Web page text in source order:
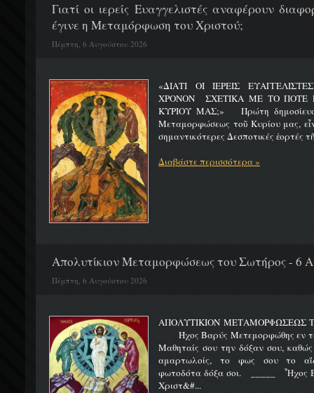
Γιατί οι ιερείς Ευαγγελιστές αναφέρουν
έγινε η Μεταμόρφωση του Χριστού;
Πέμπτη, 6 Αυγούστου 2026
«ΔΙΑΤΙ ΟΙ ΙΕΡΕΙΣ
ΧΡΟΝΟΝ ΣΧΕΤΙΚΑ ΜΕ ΤΟ ΠΟΤΕ
ΚΥΡΙΟΥ ΜΑΣ;» Πρώτη
Μεταμορφώσεως τοῦ Κυρίου μας,
σημαντικότερες Δεσποτικές ἑορτές
Διαβάστε περισσότερα »
Απολυτίκιον Μεταμορφώσεως του Σωτήρος - 6
Πέμπτη, 6 Αυγούστου 2026
ΑΠΟΛΥΤΙΚΙΟΝ
Ήχος Βαρύς Μετεμορφώθης εν τω
Μαθηταίς σου την δόξαν σου,
αμαρτωλοίς, το φως σου το
φωτοδότα δόξα σοι. _____ Ἦχος
Χριστ&#...